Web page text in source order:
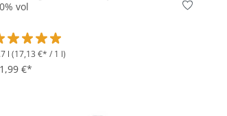
vol
Bewertung von 5 von 5 Sternen
l (17,13 €* / 1 l)
€*